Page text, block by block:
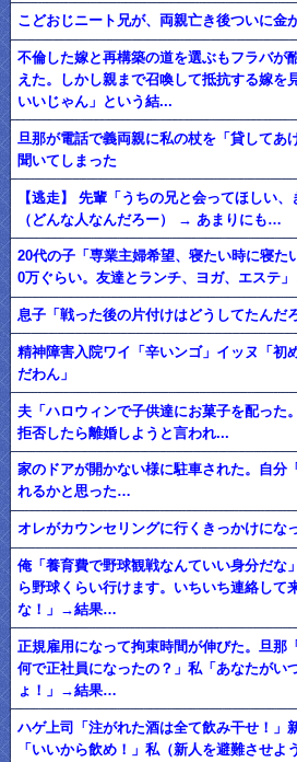
こどおじニート兄が、両親亡き後ついに金
不倫した嫁と再構築の道を選ぶもフラバが
えた。しかし親まで召喚して抵抗する嫁を
いいじゃん」という結...
旦那が電話で義両親に私の杖を「貸してあ
聞いてしまった
【逃走】 先輩「うちの兄と会ってほしい
（どんな人なんだろー） → あまりにも…
20代の子「専業主婦希望、寝たい時に寝た
0万ぐらい。友達とランチ、ヨガ、エステ
息子「戦った後の片付けはどうしてたんだ
精神障害入院ワイ「辛いンゴ」イッヌ「初
だわん」
夫「ハロウィンで子供達にお菓子を配った
拒否したら離婚しようと言われ...
家のドアが開かない様に駐車された。自分
れるかと思った…
オレがカウンセリングに行くきっかけにな
俺「養育費で野球観戦なんていい身分だな
ら野球くらい行けます。いちいち連絡して
な！」→結果…
正規雇用になって拘束時間が伸びた。旦那
何で正社員になったの？」私「あなたがい
ょ！」→結果…
ハゲ上司「注がれた酒は全て飲み干せ！」
「いいから飲め！」私（新人を避難させ